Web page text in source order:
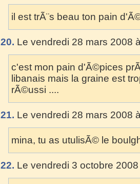
il est trÃ¨s beau ton pain
20. Le vendredi 28 mars 2008
c'est mon pain d'Ã©pices
libanais mais la graine est
rÃ©ussi ....
21. Le vendredi 28 mars 2008
mina, tu as utulisÃ© le
22. Le vendredi 3 octobre